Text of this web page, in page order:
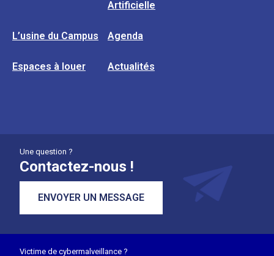
Artificielle
L’usine du Campus Agenda
Espaces à louer Actualités
Une question ?
Contactez-nous !
ENVOYER UN MESSAGE
Victime de cybermalveillance ?